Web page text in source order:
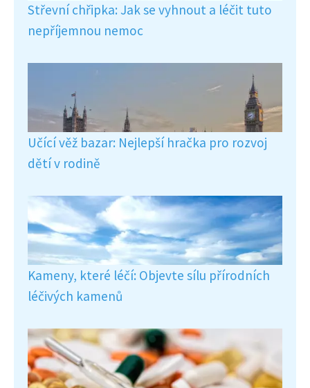
Střevní chřipka: Jak se vyhnout a léčit tuto
nepříjemnou nemoc
Učící věž bazar: Nejlepší hračka pro rozvoj
dětí v rodině
Kameny, které léčí: Objevte sílu přírodních
léčivých kamenů